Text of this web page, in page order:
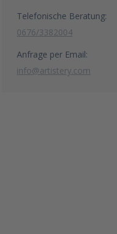
Telefonische Beratung:
0676/3382004
Anfrage per Email:
info@artistery.com